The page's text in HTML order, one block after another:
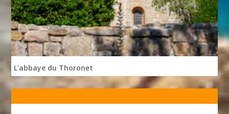
L'abbaye du Thoronet